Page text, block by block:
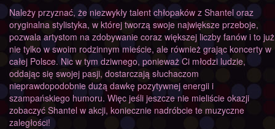
Należy przyznać, że niezwykły talent chłopaków z Shantel oraz
oryginalna stylistyka, w której tworzą swoje największe przeboje,
pozwala artystom na zdobywanie coraz większej liczby fanów i to już
nie tylko w swoim rodzinnym mieście, ale również grając koncerty w
całej Polsce. Nic w tym dziwnego, ponieważ Ci młodzi ludzie,
oddając się swojej pasji, dostarczają słuchaczom
nieprawdopodobnie dużą dawkę pozytywnej energii i
szampańskiego humoru. Więc jeśli jeszcze nie mieliście okazji
zobaczyć Shantel w akcji, koniecznie nadróbcie te muzyczne
zaległości!